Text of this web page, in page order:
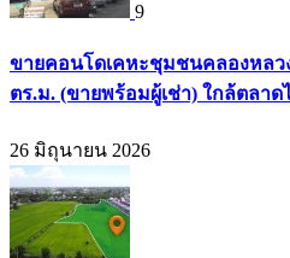
9
ขายคอนโดเคหะชุมชนคลองหลว
ตร.ม. (ขายพร้อมผู้เช่า) ใกล้ตลาด
26 มิถุนายน 2026